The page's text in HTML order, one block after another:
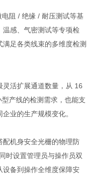
阻 / 绝缘 / 耐压测试等基
感、气密测试等专项检
足各类线束的多维度检测
活扩展通道数量，从 16
产线的检测需求，也能支
业的生产规模变化。
配机身安全光栅的物理防
时设置管理员与操作员双
设备到操作全维度保障安